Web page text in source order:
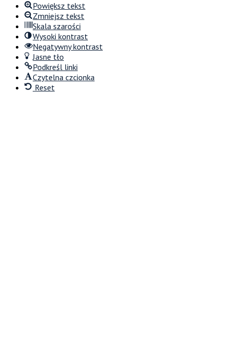
Powiększ tekst
Zmniejsz tekst
Skala szarości
Wysoki kontrast
Negatywny kontrast
Jasne tło
Podkreśl linki
Czytelna czcionka
Reset